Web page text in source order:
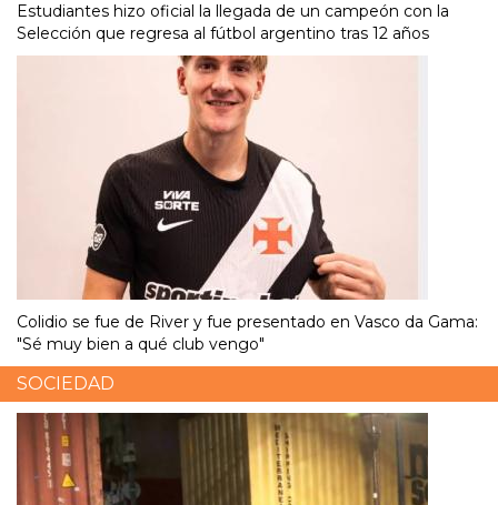
Estudiantes hizo oficial la llegada de un campeón con la
Selección que regresa al fútbol argentino tras 12 años
Colidio se fue de River y fue presentado en Vasco da Gama:
"Sé muy bien a qué club vengo"
SOCIEDAD